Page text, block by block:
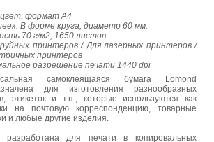
формат A4
В форме круга, диаметр 60 мм.
70 г/м2, 1650 листов
принтеров / Для лазерных принтеров /
принтеров
разрешение печати 1440 dpi
самоклеящаяся бумага Lomond
для изготовления разнообразных
этикеток и т.п., которые используются как
на почтовую корреспонденцию, товарные
и любые другие изделия.
разработана для печати в копировальных